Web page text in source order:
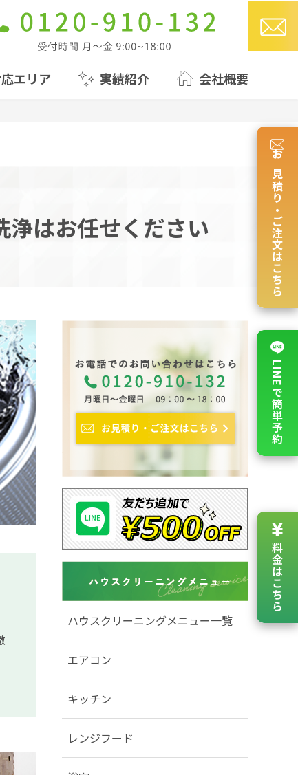
エリア 実績紹介 会社概要
はお任せください
ハウスクリーニングメニュー一覧
エアコン
キッチン
レンジフード
お見積り・ご注文はこちら
LINEで簡単予約
料金は
こちら